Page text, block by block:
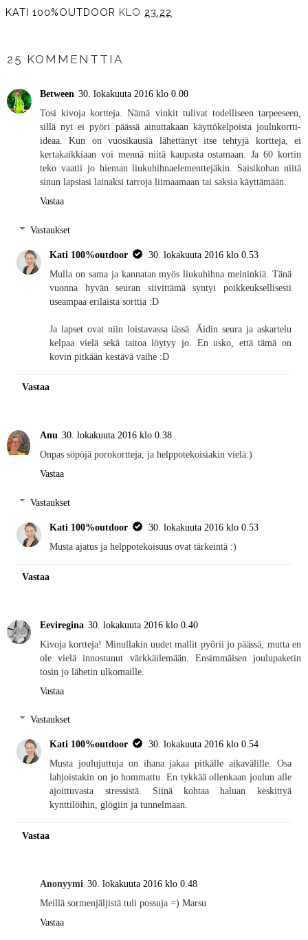
KATI 100%OUTDOOR KLO 23.22
25 KOMMENTTIA
Between 30. lokakuuta 2016 klo 0.00
Tosi kivoja kortteja. Nämä vinkit tulivat todelliseen tarpeeseen,
sillä nyt ei pyöri päässä ainuttakaan käyttökelpoista joulukortti-
ideaa. Kun on vuosikausia lähettänyt itse tehtyjä kortteja, ei
kertakaikkiaan voi mennä niitä kaupasta ostamaan. Ja 60 kortin
teko vaatii jo hieman liukuhihnaelementtejäkin. Saisikohan niitä
sinun lapsiasi lainaksi tarroja liimaamaan tai saksia käyttämään.
Vastaa
Vastaukset
Kati 100%outdoor
30. lokakuuta 2016 klo 0.53
Mulla on sama ja kannatan myös liukuhihna meininkiä. Tänä
vuonna hyvän seuran siivittämä syntyi poikkeuksellisesti
useampaa erilaista sorttia :D
Ja lapset ovat niin loistavassa iässä. Äidin seura ja askartelu
kelpaa vielä sekä taitoa löytyy jo. En usko, että tämä on
kovin pitkään kestävä vaihe :D
Vastaa
Anu 30. lokakuuta 2016 klo 0.38
Onpas söpöjä porokortteja, ja helppotekoisiakin vielä:)
Vastaa
Vastaukset
Kati 100%outdoor
30. lokakuuta 2016 klo 0.53
Musta ajatus ja helppotekoisuus ovat tärkeintä :)
Vastaa
Eeviregina 30. lokakuuta 2016 klo 0.40
Kivoja kortteja! Minullakin uudet mallit pyörii jo päässä, mutta en
ole vielä innostunut värkkäilemään. Ensimmäisen joulupaketin
tosin jo lähetin ulkomaille.
Vastaa
Vastaukset
Kati 100%outdoor
30. lokakuuta 2016 klo 0.54
Musta joulujuttuja on ihana jakaa pitkälle aikavälille. Osa
lahjoistakin on jo hommattu. En tykkää ollenkaan joulun alle
ajoittuvasta stressistä. Siinä kohtaa haluan keskittyä
kynttilöihin, glögiin ja tunnelmaan.
Vastaa
Anonyymi 30. lokakuuta 2016 klo 0.48
Meillä sormenjäljistä tuli possuja =) Marsu
Vastaa